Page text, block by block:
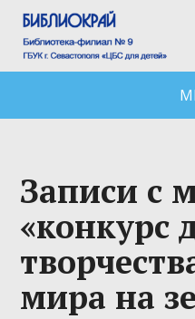
Записи с
«конкурс
мира на